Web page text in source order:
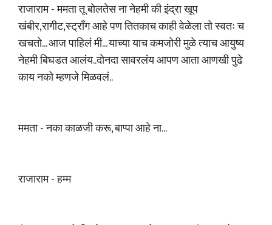
राजाराम - ममता तू बोलतेस ना नेहमी की इंद्रा खूप
खंबीर,रागीट,स्ट्रॉंग आहे पण तितकाच काही वेळेला तो स्वतः च
खचतो... आज पाहिलं मी... याच्या याच कमजोरी मुळे त्याच आयुष्य
नेहमी बिघडत आलंय..दोनदा सावरलंय आपण आता आणखी पुढे
काय नको म्हणजे मिळवलं..
ममता - नका काळजी करू, बाप्पा आहे ना...
राजाराम - हम्म